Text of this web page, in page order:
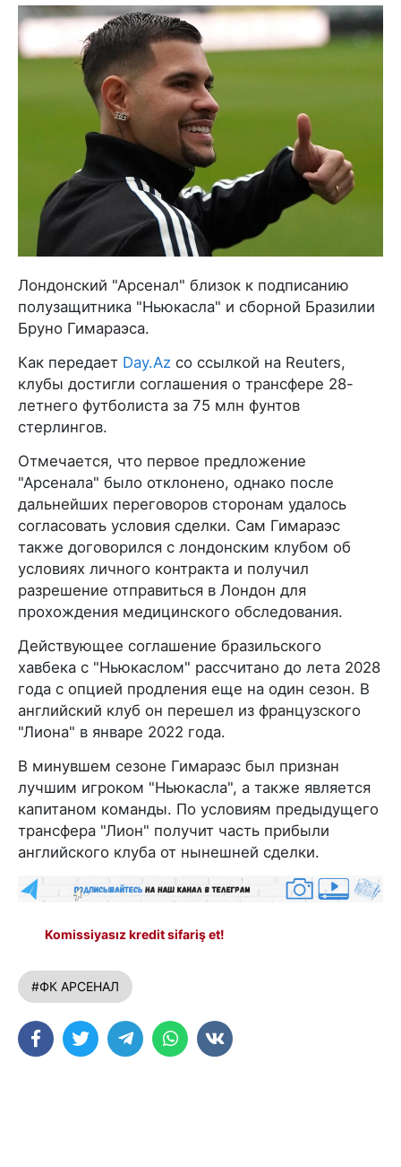
Лондонский "Арсенал" близок к подписанию
полузащитника "Ньюкасла" и сборной Бразилии
Бруно Гимараэса.
Как передает Day.Az со ссылкой на Reuters,
клубы достигли соглашения о трансфере 28-
летнего футболиста за 75 млн фунтов
стерлингов.
Отмечается, что первое предложение
"Арсенала" было отклонено, однако после
дальнейших переговоров сторонам удалось
согласовать условия сделки. Сам Гимараэс
также договорился с лондонским клубом об
условиях личного контракта и получил
разрешение отправиться в Лондон для
прохождения медицинского обследования.
Действующее соглашение бразильского
хавбека с "Ньюкаслом" рассчитано до лета 2028
года с опцией продления еще на один сезон. В
английский клуб он перешел из французского
"Лиона" в январе 2022 года.
В минувшем сезоне Гимараэс был признан
лучшим игроком "Ньюкасла", а также является
капитаном команды. По условиям предыдущего
трансфера "Лион" получит часть прибыли
английского клуба от нынешней сделки.
Komissiyasız kredit sifariş et!
#ФК АРСЕНАЛ